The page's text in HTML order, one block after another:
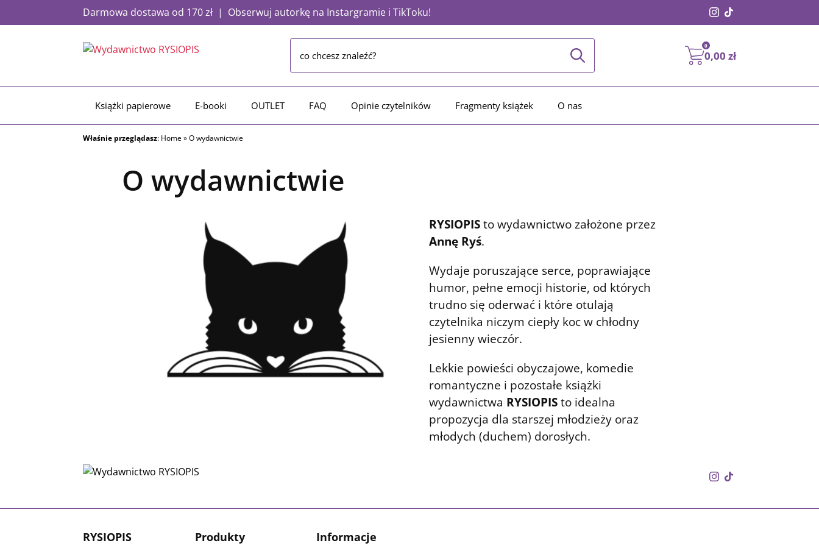
Darmowa dostawa od 170 zł | Obserwuj autorkę na Instargramie i TikToku!
0,00 zł
0
Książki papierowe E-booki OUTLET FAQ Opinie czytelników Fragmenty książek O nas
Właśnie przeglądasz: Home»O wydawnictwie
O wydawnictwie
RYSIOPIS to wydawnictwo założone przez
Annę Ryś.
Wydaje poruszające serce, poprawiające
humor, pełne emocji historie, od których
trudno się oderwać i które otulają
czytelnika niczym ciepły koc w chłodny
jesienny wieczór.
Lekkie powieści obyczajowe, komedie
romantyczne i pozostałe książki
wydawnictwa RYSIOPIS to idealna
propozycja dla starszej młodzieży oraz
młodych (duchem) dorosłych.
RYSIOPIS Produkty Informacje